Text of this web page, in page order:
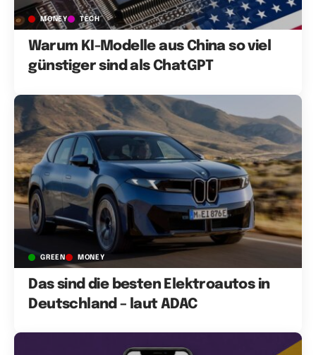
MONEY TECH
Warum KI-Modelle aus China so viel
günstiger sind als ChatGPT
GREEN MONEY
Das sind die besten Elektroautos in
Deutschland – laut ADAC